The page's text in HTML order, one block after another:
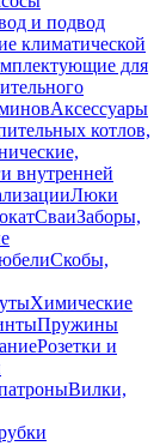
и подвод
климатической
для
Аксессуары
котлов,
внутренней
Люки
СваиЗаборы,
Скобы,
Химические
Пружины
Розетки и
Вилки,